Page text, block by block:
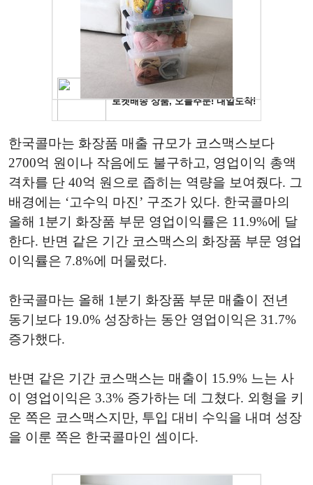
한국콜마는 화장품 매출 규모가 코스맥스보다
2700억 원이나 작음에도 불구하고, 영업이익 총액
격차를 단 40억 원으로 좁히는 역량을 보여줬다. 그
배경에는 ‘고수익 마진’ 구조가 있다. 한국콜마의
올해 1분기 화장품 부문 영업이익률은 11.9%에 달
한다. 반면 같은 기간 코스맥스의 화장품 부문 영업
이익률은 7.8%에 머물렀다.
한국콜마는 올해 1분기 화장품 부문 매출이 전년
동기보다 19.0% 성장하는 동안 영업이익은 31.7%
증가했다.
반면 같은 기간 코스맥스는 매출이 15.9% 느는 사
이 영업이익은 3.3% 증가하는 데 그쳤다. 외형을 키
운 쪽은 코스맥스지만, 투입 대비 수익을 내며 성장
을 이룬 쪽은 한국콜마인 셈이다.